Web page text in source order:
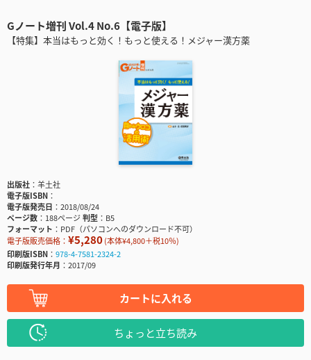
Gノート増刊 Vol.4 No.6【電子版】
【特集】本当はもっと効く！もっと使える！メジャー漢方薬
出版社
羊土社
電子版ISBN
電子版発売日
2018/08/24
ページ数
188ページ判型
B5
フォーマット
PDF（パソコンへのダウンロード不可）
電子版販売価格： ¥5,280(本体¥4,800＋税10％)
印刷版ISBN
978-4-7581-2324-2
印刷版発行年月
2017/09
カートに入れる
ちょっと立ち読み